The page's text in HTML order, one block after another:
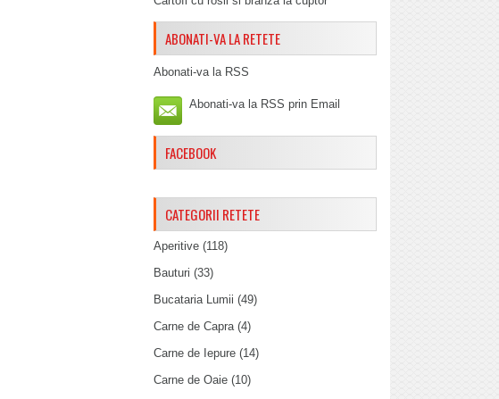
ABONATI-VA LA RETETE
Abonati-va la RSS
Abonati-va la RSS prin Email
FACEBOOK
CATEGORII RETETE
Aperitive (118)
Bauturi (33)
Bucataria Lumii (49)
Carne de Capra(4)
Carne de Iepure (14)
Carne de Oaie (10)